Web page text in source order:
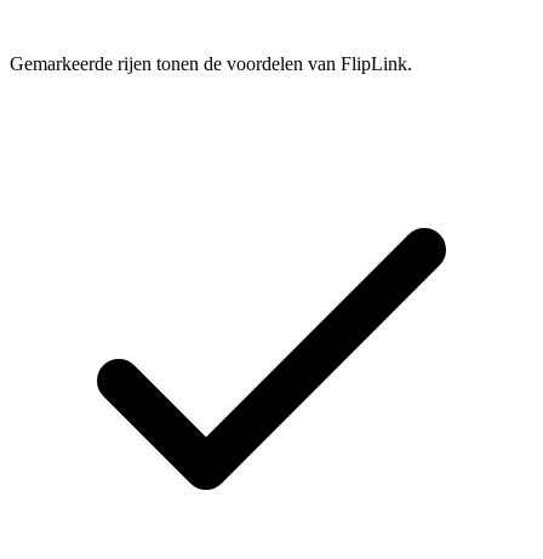
Gemarkeerde rijen tonen de voordelen van FlipLink.